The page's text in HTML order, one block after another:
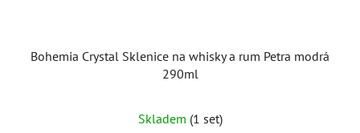
Bohemia Crystal Sklenice na whisky a rum Petra modrá
290ml
Skladem (1 set)